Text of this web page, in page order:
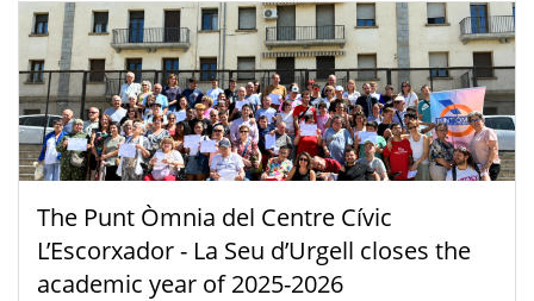
The Punt Òmnia del Centre Cívic
L’Escorxador - La Seu d’Urgell closes the
academic year of 2025-2026